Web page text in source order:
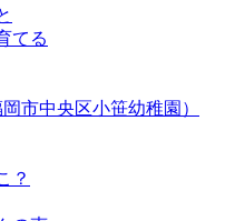
てる
市中央区小笹幼稚園）
？